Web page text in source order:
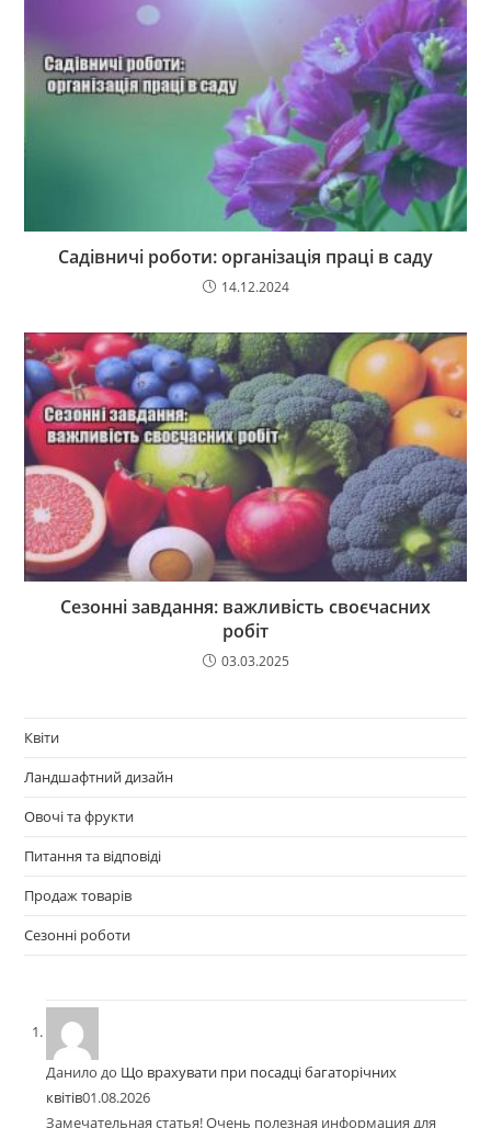
Садівничі роботи: організація праці в саду
14.12.2024
Сезонні завдання: важливість своєчасних
робіт
03.03.2025
Квіти
Ландшафтний дизайн
Овочі та фрукти
Питання та відповіді
Продаж товарів
Сезонні роботи
Данило до Що врахувати при посадці багаторічних
квітів01.08.2026
Замечательная статья! Очень полезная информация для